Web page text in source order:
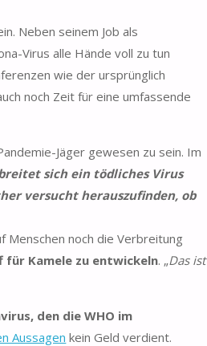
Neben seinem Job als
Virus alle Hände voll zu tun
wie der ursprünglich
noch Zeit für eine umfassende
Jäger gewesen zu sein. Im
sich ein tödliches Virus
versucht herauszufinden, ob
Menschen noch die Verbreitung
Kamele zu entwickeln. „Das ist
den die WHO im
Aussagen kein Geld verdient.